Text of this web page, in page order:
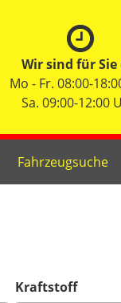
Wir sind für Sie
Mo - Fr. 08:00-
Sa. 09:00-12:00
Fahrzeugsuche
Kraftstoff